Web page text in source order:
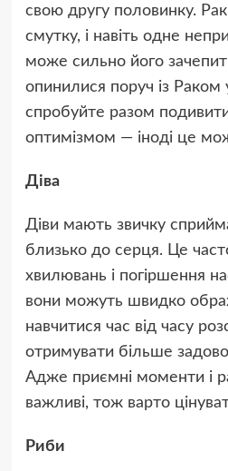
свою другу половинку.
смутку, і навіть одне
може сильно його
опинилися поруч із Раком у
спробуйте разом
оптимізмом — іноді це
Діва
Діви мають звичку
близько до серця. Це
хвилювань і погіршення
вони можуть швидко
навчитися час від часу
отримувати більше
Адже приємні моменти і
важливі, тож варто
Риби